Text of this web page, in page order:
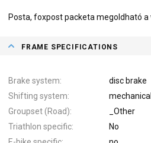
Posta, foxpost packeta megoldható a
FRAME SPECIFICATIONS
Brake system
disc brake
Shifting system
mechanical
Groupset (Road)
_Other
Triathlon specific
No